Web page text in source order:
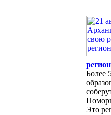
Более
Это